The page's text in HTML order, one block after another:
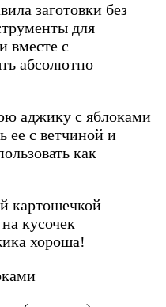
заготовки без
для
вместе с
абсолютно
аджику с яблоками
ее с ветчиной и
как
картошечкой
кусочек
хороша!